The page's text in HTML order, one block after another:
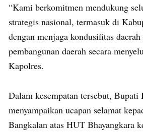
“Kami berkomitmen mendukung
strategis nasional, termasuk di
dengan menjaga kondusifitas
pembangunan daerah secara
Kapolres.
Dalam kesempatan tersebut, Bupati
menyampaikan ucapan selamat
Bangkalan atas HUT Bhayangkara